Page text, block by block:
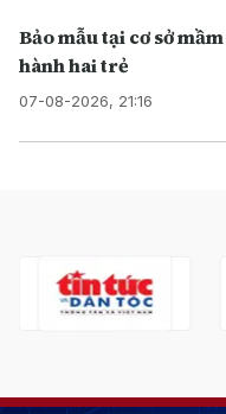
Bảo mẫu tại cơ sở
hành hai trẻ
07-08-2026, 21:16